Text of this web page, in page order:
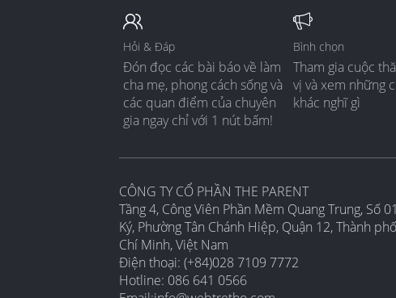
Hỏi & Đáp
Đón đọc các bài báo về làm
cha mẹ, phong cách sống và
các quan điểm của chuyên
gia ngay chỉ với 1 nút bấm!
Bình chọn
Tham gia cuộc
vị và xem những
khác nghĩ gì
CÔNG TY CỔ PHẦN THE PARENT
Tầng 4, Công Viên Phần Mềm Quang Trung, Số
Ký, Phường Tân Chánh Hiệp, Quận 12, Thành
Chí Minh, Việt Nam
Điện thoại: (+84)028 7109 7772
Hotline: 086 641 0566